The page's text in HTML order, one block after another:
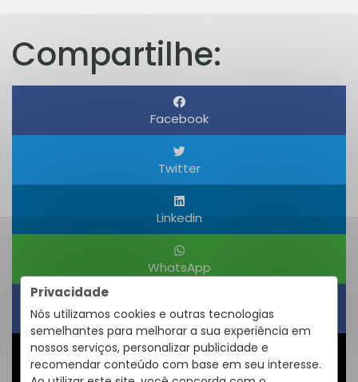
Privacidade
Nós utilizamos cookies e outras tecnologias
semelhantes para melhorar a sua experiência em
nossos serviços, personalizar publicidade e
recomendar conteúdo com base em seu interesse.
Compartilhe:
Facebook
Twitter
Linkedin
WhatsApp
Obter um Link
Compartilhar